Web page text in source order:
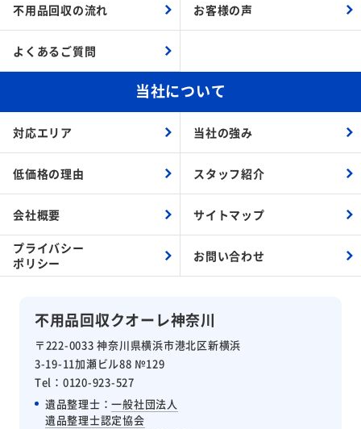
不用品回収クオーレ神奈川
〒222-0033 神奈川県横浜市港北区新横浜
3-19-11加瀬ビル88 №129
Tel：0120-923-527
遺品整理士：一般社団法人
遺品整理士認定協会
不用品回収の流れ お客様の声
よくあるご質問
当社について
対応エリア 当社の強み
低価格の理由 スタッフ紹介
会社概要 サイトマップ
プライバシー
ポリシー
お問い合わせ